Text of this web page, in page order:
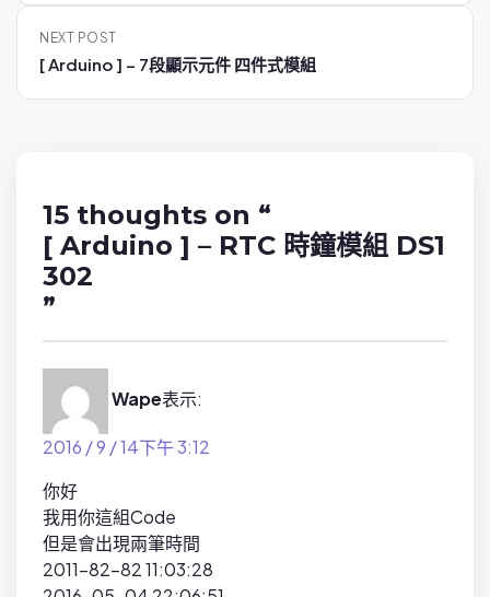
t
v
NEXT POST
[ Arduino ] – 7段顯示元件 四件式模組
15 thoughts on “
[ Arduino ] – RTC 時鐘模組 DS1
302
”
Wape表示:
2016 / 9 / 14下午 3:12
你好
我用你這組Code
但是會出現兩筆時間
2011-82-82 11:03:28